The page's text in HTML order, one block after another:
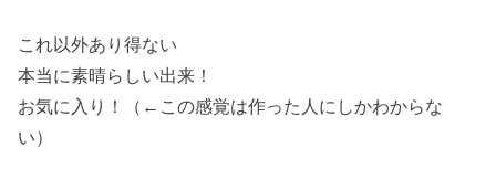
これ以外あり得ない
本当に素晴らしい出来！
お気に入り！（←この感覚は作った人にしかわからな
い）